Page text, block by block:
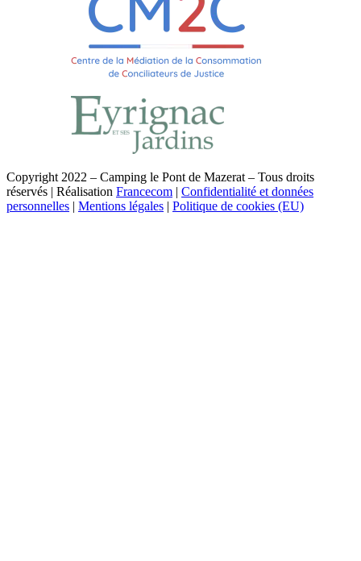
Copyright 2022 – Camping le Pont de Mazerat – Tous droits
réservés | Réalisation Francecom | Confidentialité et données
personnelles | Mentions légales | Politique de cookies (EU)